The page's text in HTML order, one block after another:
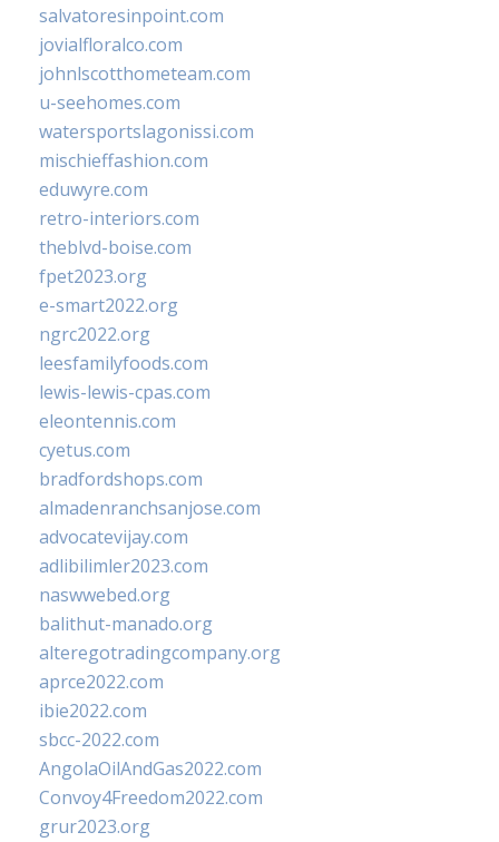
salvatoresinpoint.com
jovialfloralco.com
johnlscotthometeam.com
u-seehomes.com
watersportslagonissi.com
mischieffashion.com
eduwyre.com
retro-interiors.com
theblvd-boise.com
fpet2023.org
e-smart2022.org
ngrc2022.org
leesfamilyfoods.com
lewis-lewis-cpas.com
eleontennis.com
cyetus.com
bradfordshops.com
almadenranchsanjose.com
advocatevijay.com
adlibilimler2023.com
naswwebed.org
balithut-manado.org
alteregotradingcompany.org
aprce2022.com
ibie2022.com
sbcc-2022.com
AngolaOilAndGas2022.com
Convoy4Freedom2022.com
grur2023.org